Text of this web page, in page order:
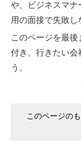
や、ビジネスマナ
用の面接で失敗し
このページを最
付き、行きたい会
う。
このページの